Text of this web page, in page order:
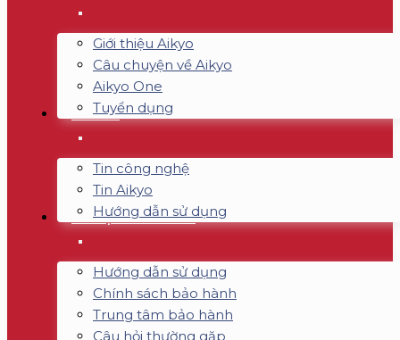
Giới thiệu Aikyo
Câu chuyện về Aikyo
Aikyo One
Tuyển dụng
Tin tức
Tin công nghệ
Tin Aikyo
Hướng dẫn sử dụng
Hỗ trợ & Bảo hành
Hướng dẫn sử dụng
Chính sách bảo hành
Trung tâm bảo hành
Câu hỏi thường gặp